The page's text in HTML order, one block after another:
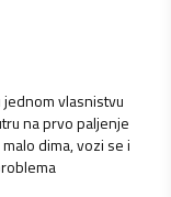
vlasnistvu
na prvo paljenje
dima, vozi se i